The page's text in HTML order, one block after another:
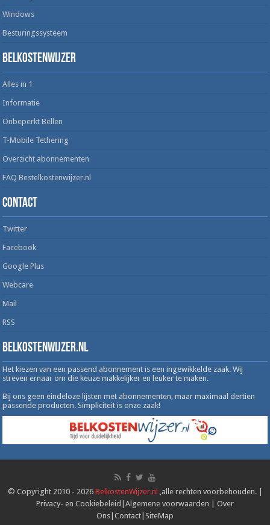
Windows
Besturingssysteem
Belkostenwijzer
Alles in 1
Informatie
Onbeperkt Bellen
T-Mobile Tethering
Overzicht abonnementen
FAQ Bestelkostenwijzer.nl
Contact
Twitter
Facebook
Google Plus
Webcare
Mail
RSS
Belkostenwijzer.nl
Het kiezen van een passend abonnement is een ingewikkelde zaak. Wij
streven ernaar om die keuze makkelijker en leuker te maken.
Bij ons geen eindeloze lijsten met abonnementen, maar maximaal dertien
passende producten. Simpliciteit is onze zaak!
© Copyright 2010 - 2026 BelkostenWijzer.nl ,alle rechten voorbehouden. |
Privacy- en Cookiebeleid Algemene voorwaarden
Over
Ons Contact SiteMap